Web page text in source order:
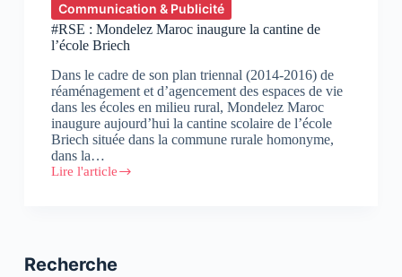
Communication & Publicité
#RSE : Mondelez Maroc inaugure la cantine de
l’école Briech
Dans le cadre de son plan triennal (2014-2016) de
réaménagement et d’agencement des espaces de vie
dans les écoles en milieu rural, Mondelez Maroc
inaugure aujourd’hui la cantine scolaire de l’école
Briech située dans la commune rurale homonyme,
dans la…
Lire l'article
#RSE
cantine
Recherche